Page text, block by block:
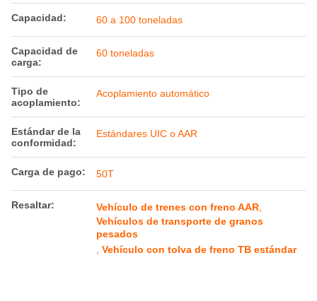
Capacidad: 60 a 100 toneladas
Capacidad de
carga:
60 toneladas
Tipo de
acoplamiento:
Acoplamiento automático
Estándar de la
conformidad:
Estándares UIC o AAR
Carga de pago: 50T
Resaltar: Vehículo de trenes con freno AAR
Vehículos de transporte de granos
pesados
Vehículo con tolva de freno TB estándar